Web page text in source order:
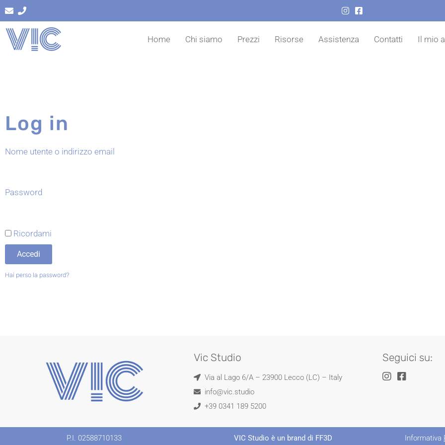
Vai
contenuto
Home Chi siamo Prezzi Risorse Assistenza Contatti Il mio
Log in
Nome utente o indirizzo email
Password
Ricordami
Accedi
Hai perso la password?
Vic Studio
Via al Lago 6/A – 23900 Lecco (LC) – Italy
info@vic.studio
+39 0341 189 5200
Seguici su:
P.I. 02588710133 VIC Studio è un brand di FF3D Informativa
PROVA VIC GRATIS PER 3 MESI!
Approfitta della promo lancio: 50% di sconto sul piano annuale.